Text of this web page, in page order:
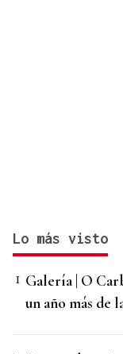
Lo más visto
Galería | O
un año más de